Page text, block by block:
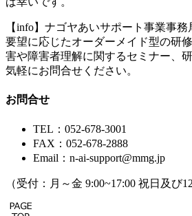
【info】ナゴヤあいサポート事業事
要望に応じたオーダーメイド型の研
害や障害者理解に関するセミナー、
気軽にお問合せください。
お問合せ
TEL：052-678-3001
FAX：052-678-2888
Email：n-ai-support@mmg.jp
（受付：月～金 9:00~17:00 祝日及び